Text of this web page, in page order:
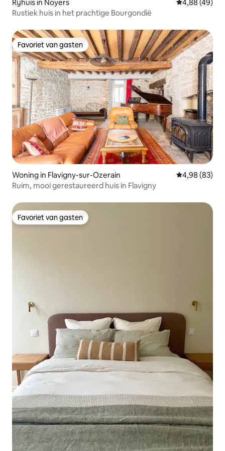
Rijhuis in Noyers Gemiddelde
4,88 (49)
Rustiek huis in het prachtige Bourgondië
Favoriet van gasten
Favoriet van gasten
Woning in Flavigny-sur-Ozerain Gemiddelde
4,98 (83)
Ruim, mooi gerestaureerd huis in Flavigny
Favoriet van gasten
Favoriet van gasten